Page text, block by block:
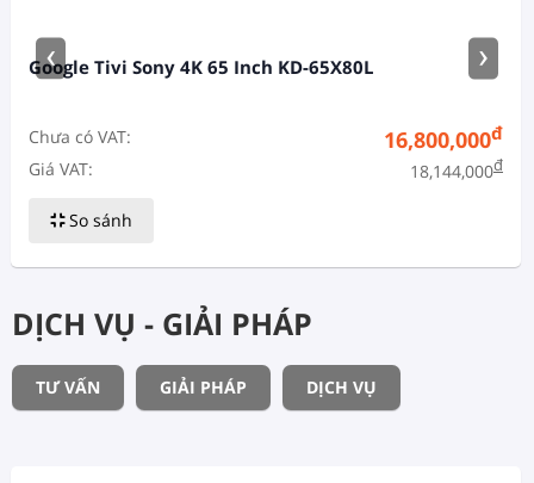
Google Tivi Sony 4K 65 Inch KD-65X80L
Chưa có VAT: 16,800,000đ
Giá VAT: 18,144,000đ
So sánh
‹ ›
DỊCH VỤ - GIẢI PHÁP
TƯ VẤN GIẢI PHÁP DỊCH VỤ